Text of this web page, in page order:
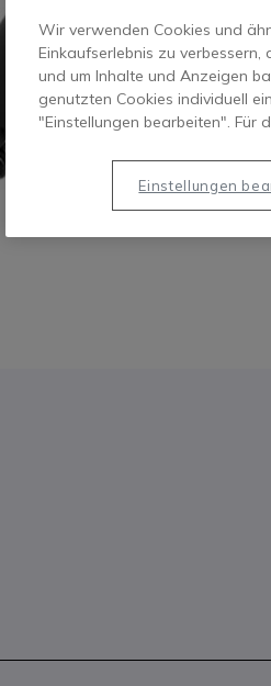
Wir verwenden Cookies und
Einkaufserlebnis zu
und um Inhalte und Anzeigen
genutzten Cookies individuell
"Einstellungen bearbeiten". Für
Einstellungen